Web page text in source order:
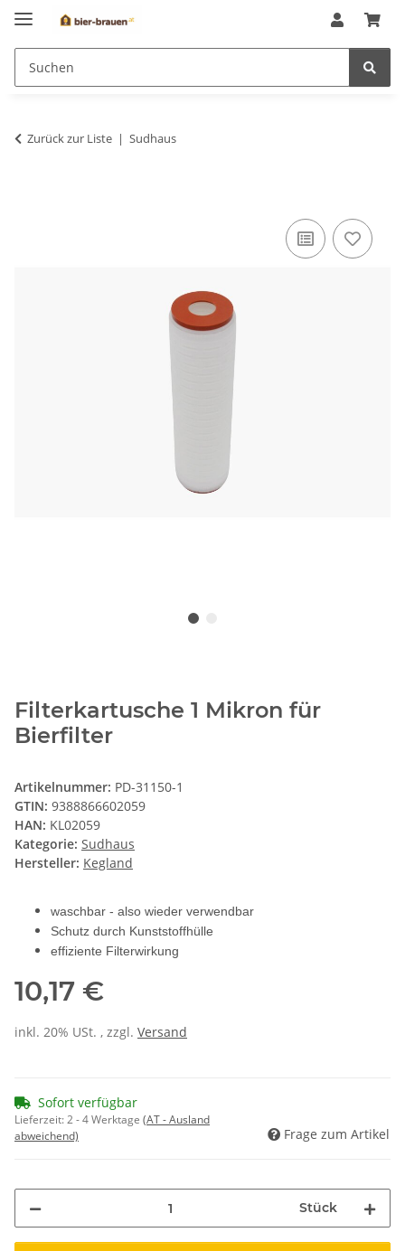
Zurück zur Liste Sudhaus
Filterkartusche 1 Mikron für
Bierfilter
Artikelnummer: PD-31150-1
GTIN: 9388866602059
HAN: KL02059
Kategorie: Sudhaus
Hersteller: Kegland
waschbar - also wieder verwendbar
Schutz durch Kunststoffhülle
effiziente Filterwirkung
10,17 €
inkl. 20% USt. , zzgl. Versand
Sofort verfügbar
Lieferzeit:2 - 4 Werktage (AT - Ausland
abweichend)
Frage zum Artikel
Stück